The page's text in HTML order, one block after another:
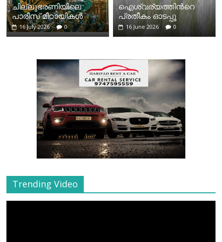
ചില്ലുഭരണിയിലെ
പാരീസ് മിഠായികള്‍
16 July 2026 0
ഐശ്വര്യത്തിന്‍റെ
പ്രതീകം ഓടപ്പൂ
16 June 2026 0
Trending Video